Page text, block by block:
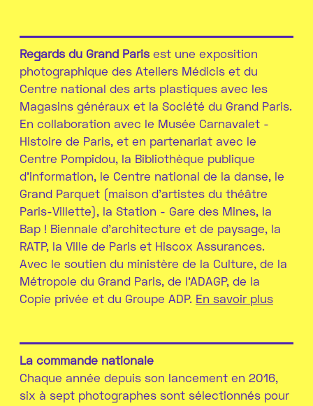
Regards du Grand Paris est une exposition
photographique des Ateliers Médicis et du
Centre national des arts plastiques avec les
Magasins généraux et la Société du Grand Paris.
En collaboration avec le Musée Carnavalet -
Histoire de Paris, et en partenariat avec le
Centre Pompidou, la Bibliothèque publique
d’information, le Centre national de la danse, le
Grand Parquet (maison d’artistes du théâtre
Paris-Villette), la Station - Gare des Mines, la
Bap ! Biennale d’architecture et de paysage, la
RATP, la Ville de Paris et Hiscox Assurances.
Avec le soutien du ministère de la Culture, de la
Métropole du Grand Paris, de l’ADAGP, de la
Copie privée et du Groupe ADP. En savoir plus
La commande nationale
Chaque année depuis son lancement en 2016,
six à sept photographes sont sélectionnés pour